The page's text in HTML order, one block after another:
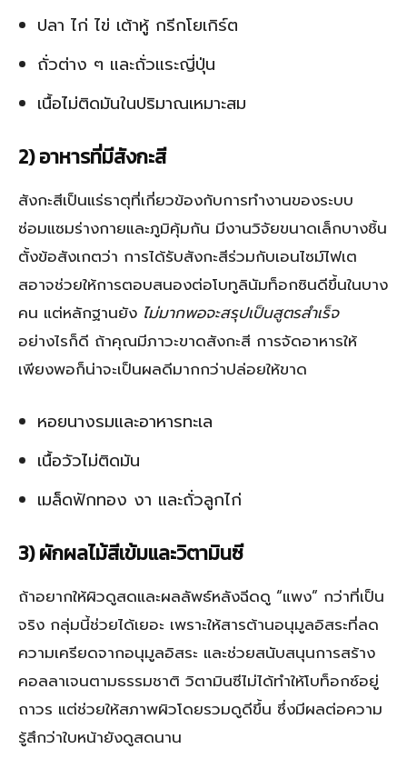
ปลา ไก่ ไข่ เต้าหู้ กรีกโยเกิร์ต
ถั่วต่าง ๆ และถั่วแระญี่ปุ่น
เนื้อไม่ติดมันในปริมาณเหมาะสม
2) อาหารที่มีสังกะสี
สังกะสีเป็นแร่ธาตุที่เกี่ยวข้องกับการทำงานของระบบ
ซ่อมแซมร่างกายและภูมิคุ้มกัน มีงานวิจัยขนาดเล็กบางชิ้น
ตั้งข้อสังเกตว่า การได้รับสังกะสีร่วมกับเอนไซม์ไฟเต
สอาจช่วยให้การตอบสนองต่อโบทูลินัมท็อกซินดีขึ้นในบาง
คน แต่หลักฐานยัง ไม่มากพอจะสรุปเป็นสูตรสำเร็จ
อย่างไรก็ดี ถ้าคุณมีภาวะขาดสังกะสี การจัดอาหารให้
เพียงพอก็น่าจะเป็นผลดีมากกว่าปล่อยให้ขาด
หอยนางรมและอาหารทะเล
เนื้อวัวไม่ติดมัน
เมล็ดฟักทอง งา และถั่วลูกไก่
3) ผักผลไม้สีเข้มและวิตามินซี
ถ้าอยากให้ผิวดูสดและผลลัพธ์หลังฉีดดู “แพง” กว่าที่เป็น
จริง กลุ่มนี้ช่วยได้เยอะ เพราะให้สารต้านอนุมูลอิสระที่ลด
ความเครียดจากอนุมูลอิสระ และช่วยสนับสนุนการสร้าง
คอลลาเจนตามธรรมชาติ วิตามินซีไม่ได้ทำให้โบท็อกซ์อยู่
ถาวร แต่ช่วยให้สภาพผิวโดยรวมดูดีขึ้น ซึ่งมีผลต่อความ
รู้สึกว่าใบหน้ายังดูสดนาน